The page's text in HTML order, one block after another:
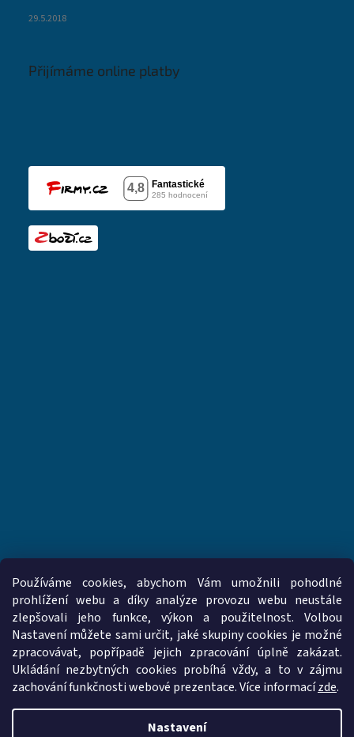
Používáme cookies, abychom Vám umožnili pohodlné
prohlížení webu a díky analýze provozu webu neustále
zlepšovali jeho funkce, výkon a použitelnost. Volbou
Nastavení můžete sami určit, jaké skupiny cookies je možné
zpracovávat, popřípadě jejich zpracování úplně zakázat.
Ukládání nezbytných cookies probíhá vždy, a to v zájmu
zachování funkčnosti webové prezentace. Více informacízde.
Nastavení
29.5.2018
Přijímáme online platby
www.vzduchotechnika-ventilatory.cz www.palmat.cz
Vytvořil Shoptet